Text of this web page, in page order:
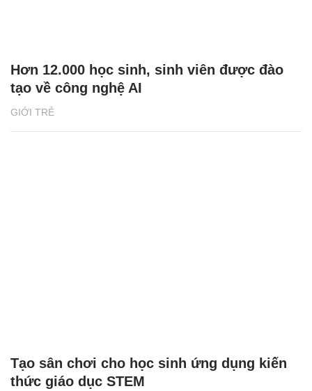
GIỚI TRẺ
Hơn 12.000 học sinh, sinh viên được đào
tạo về công nghệ AI
Tạo sân chơi cho học sinh ứng dụng kiến
thức giáo dục STEM